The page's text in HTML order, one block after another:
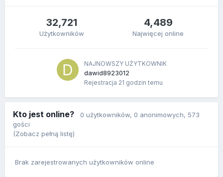
32,721
Użytkowników
4,489
Najwięcej online
NAJNOWSZY UŻYTKOWNIK
dawid8923012
Rejestracja 21 godzin temu
Kto jest online? 0 użytkowników, 0 anonimowych, 573
gości
(Zobacz pełną listę)
Brak zarejestrowanych użytkowników online